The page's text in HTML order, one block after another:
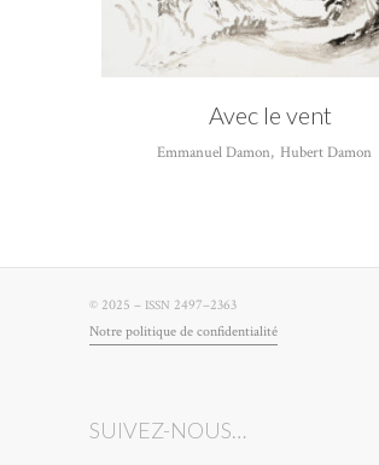
Avec le vent
Emmanuel Damon, Hubert Damon
© 2025 – ISSN 2497–2363
Notre poli­tique de confidentialité
SUIVEZ-NOUS…